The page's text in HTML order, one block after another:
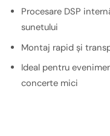
Procesare DSP
sunetului
Montaj rapid și
Ideal pentru
concerte mici